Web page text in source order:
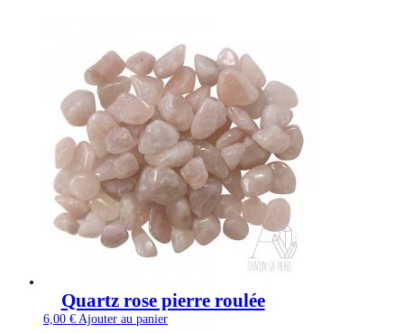
Quartz rose pierre roulée
6,00 € Ajouter au panier